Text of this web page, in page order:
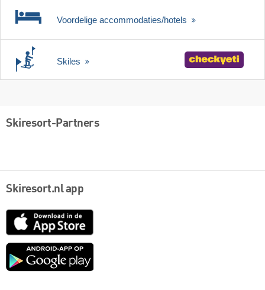
Voordelige accommodaties/hotels
Skiles
Skiresort-Partners
Skiresort.nl app